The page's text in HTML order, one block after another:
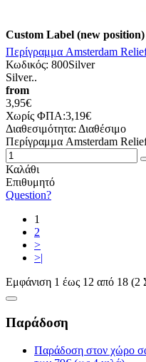
Custom Label (new position)
Περίγραμμα Amsterdam
Κωδικός: 800Silver
Silver..
from
3,95€
Χωρίς ΦΠΑ:3,19€
Διαθεσιμότητα: Διαθέσιμο
Περίγραμμα Amsterdam
Καλάθι
Επιθυμητό
Question?
1
2
>
>|
Εμφάνιση 1 έως 12 από 18 (2
Παράδοση
Παράδοση στον χώρο